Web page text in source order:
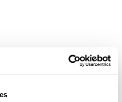
ancora alcuna recensione.